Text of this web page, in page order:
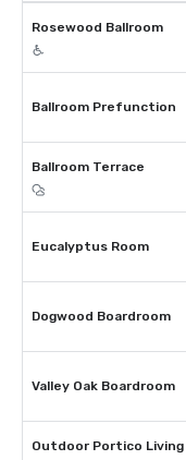
Rosewood Ballroom
Ballroom Prefunction
Ballroom Terrace
Eucalyptus Room
Dogwood Boardroom
Valley Oak Boardroom